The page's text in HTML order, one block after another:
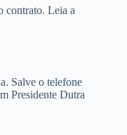
contrato. Leia a
Salve o telefone
Presidente Dutra